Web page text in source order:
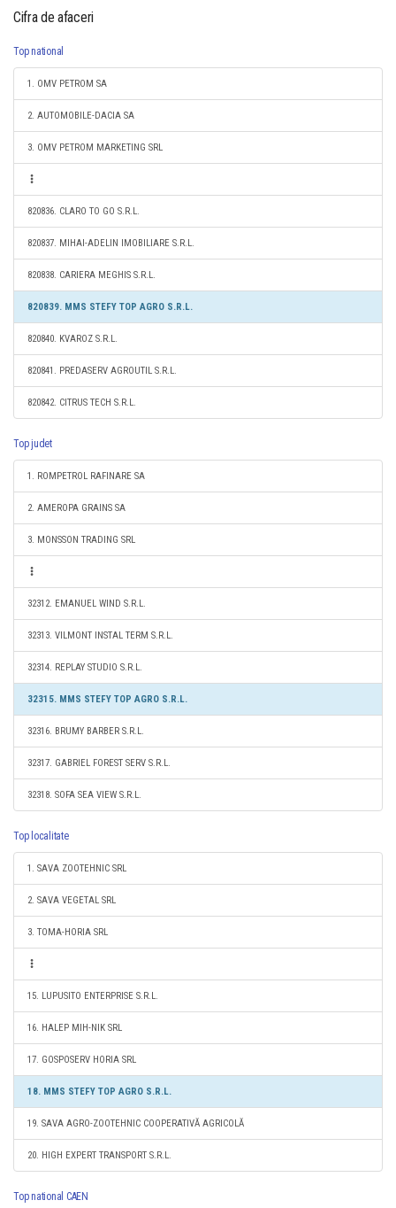
Cifra de afaceri
Top national
1. OMV PETROM SA
2. AUTOMOBILE-DACIA SA
3. OMV PETROM MARKETING SRL
820836. CLARO TO GO S.R.L.
820837. MIHAI-ADELIN IMOBILIARE S.R.L.
820838. CARIERA MEGHIS S.R.L.
820839. MMS STEFY TOP AGRO S.R.L.
820840. KVAROZ S.R.L.
820841. PREDASERV AGROUTIL S.R.L.
820842. CITRUS TECH S.R.L.
Top judet
1. ROMPETROL RAFINARE SA
2. AMEROPA GRAINS SA
3. MONSSON TRADING SRL
32312. EMANUEL WIND S.R.L.
32313. VILMONT INSTAL TERM S.R.L.
32314. REPLAY STUDIO S.R.L.
32315. MMS STEFY TOP AGRO S.R.L.
32316. BRUMY BARBER S.R.L.
32317. GABRIEL FOREST SERV S.R.L.
32318. SOFA SEA VIEW S.R.L.
Top localitate
1. SAVA ZOOTEHNIC SRL
2. SAVA VEGETAL SRL
3. TOMA-HORIA SRL
15. LUPUSITO ENTERPRISE S.R.L.
16. HALEP MIH-NIK SRL
17. GOSPOSERV HORIA SRL
18. MMS STEFY TOP AGRO S.R.L.
19. SAVA AGRO-ZOOTEHNIC COOPERATIVĂ AGRICOLĂ
20. HIGH EXPERT TRANSPORT S.R.L.
Top national CAEN